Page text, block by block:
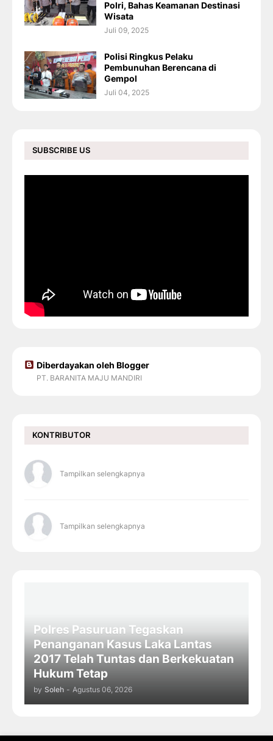
Polri, Bahas Keamanan Destinasi
Wisata
Juli 09, 2025
Polisi Ringkus Pelaku
Pembunuhan Berencana di
Gempol
Juli 04, 2025
SUBSCRIBE US
Diberdayakan oleh Blogger
PT. BARANITA MAJU MANDIRI
KONTRIBUTOR
Tampilkan selengkapnya
Tampilkan selengkapnya
Polres Pasuruan Tegaskan
Penanganan Kasus Laka Lantas
2017 Telah Tuntas dan Berkekuatan
Hukum Tetap
by Soleh - Agustus 06, 2026